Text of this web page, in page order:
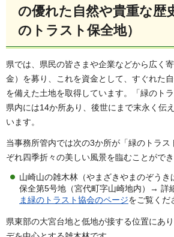
の優れた自然や貴重な歴
のトラスト保全地）
県では、県民の皆さまや企業などから広く
金）を募り、これを資金として、すぐれた
を備えた土地を取得しています。「緑のト
県内には14か所あり、後世にまで末永く伝
います。
当事務所管内では次の3か所が「緑のトラ
ぞれ四季折々の美しい風景を臨むことがで
山崎山の雑木林（やまざきやまのぞうき
保全第5号地（宮代町字山崎地内）→ 詳
ま緑のトラスト協会のページをご覧くだ
県東部の大宮台地と低地が接する位置にあ